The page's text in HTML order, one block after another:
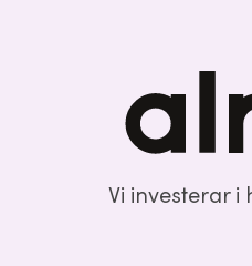
Vi investerar